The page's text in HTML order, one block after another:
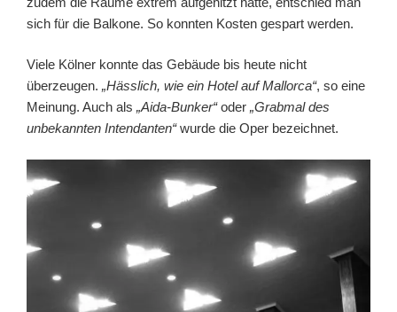
sich für die Balkone. So konnten Kosten gespart werden.
Viele Kölner konnte das Gebäude bis heute nicht
überzeugen. „Hässlich, wie ein Hotel auf Mallorca“, so eine
Meinung. Auch als „Aida-Bunker“oder „Grabmal des
unbekannten Intendanten“wurde die Oper bezeichnet.